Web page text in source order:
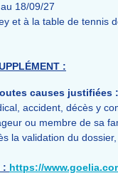
18/09/27
et à la table de tennis
:
causes justifiées :
accident, décès y
ou membre de sa
la validation du
: https://